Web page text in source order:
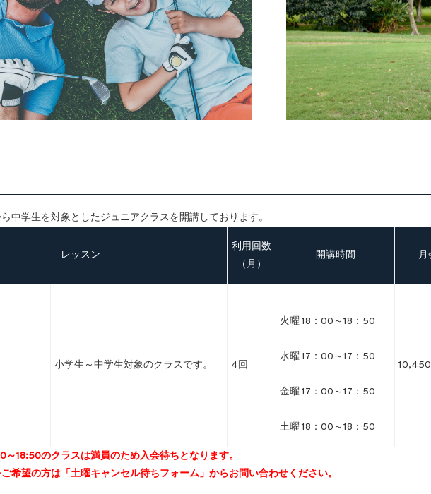
中学生を対象としたジュニアクラスを開講しております。
レッスン
利用回数
（月）
開講時間 月
小学生～中学生対象のクラスです。 4回
火曜 18：00～18：50
水曜 17：00～17：50
金曜 17：00～17：50
土曜 18：00～18：50
～18:50のクラスは満員のため入会待ちとなります。
希望の方は「土曜キャンセル待ちフォーム」からお問い合わせください。